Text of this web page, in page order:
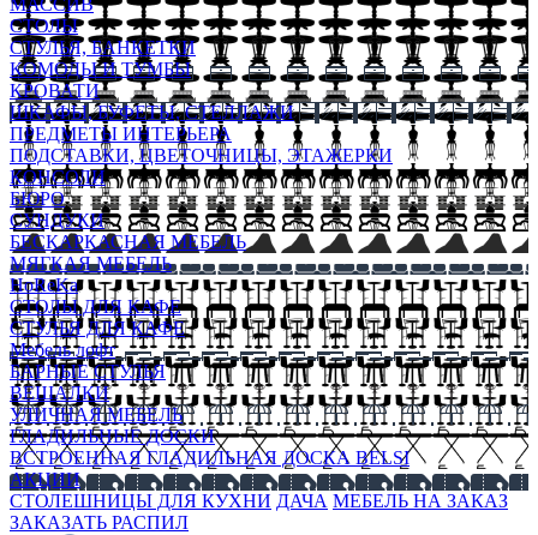
МАССИВ
СТОЛЫ
СТУЛЬЯ, БАНКЕТКИ
КОМОДЫ И ТУМБЫ
КРОВАТИ
ШКАФЫ, БУФЕТЫ, СТЕЛЛАЖИ
ПРЕДМЕТЫ ИНТЕРЬЕРА
ПОДСТАВКИ, ЦВЕТОЧНИЦЫ, ЭТАЖЕРКИ
КОНСОЛИ
БЮРО
СУНДУКИ
БЕСКАРКАСНАЯ МЕБЕЛЬ
МЯГКАЯ МЕБЕЛЬ
HoReKa
СТОЛЫ ДЛЯ КАФЕ
СТУЛЬЯ ДЛЯ КАФЕ
Мебель лофт
БАРНЫЕ СТУЛЬЯ
ВЕШАЛКИ
УЛИЧНАЯ МЕБЕЛЬ
ГЛАДИЛЬНЫЕ ДОСКИ
ВСТРОЕННАЯ ГЛАДИЛЬНАЯ ДОСКА BELSI
АКЦИИ
СТОЛЕШНИЦЫ ДЛЯ КУХНИ ДАЧА МЕБЕЛЬ НА ЗАКАЗ
ЗАКАЗАТЬ РАСПИЛ